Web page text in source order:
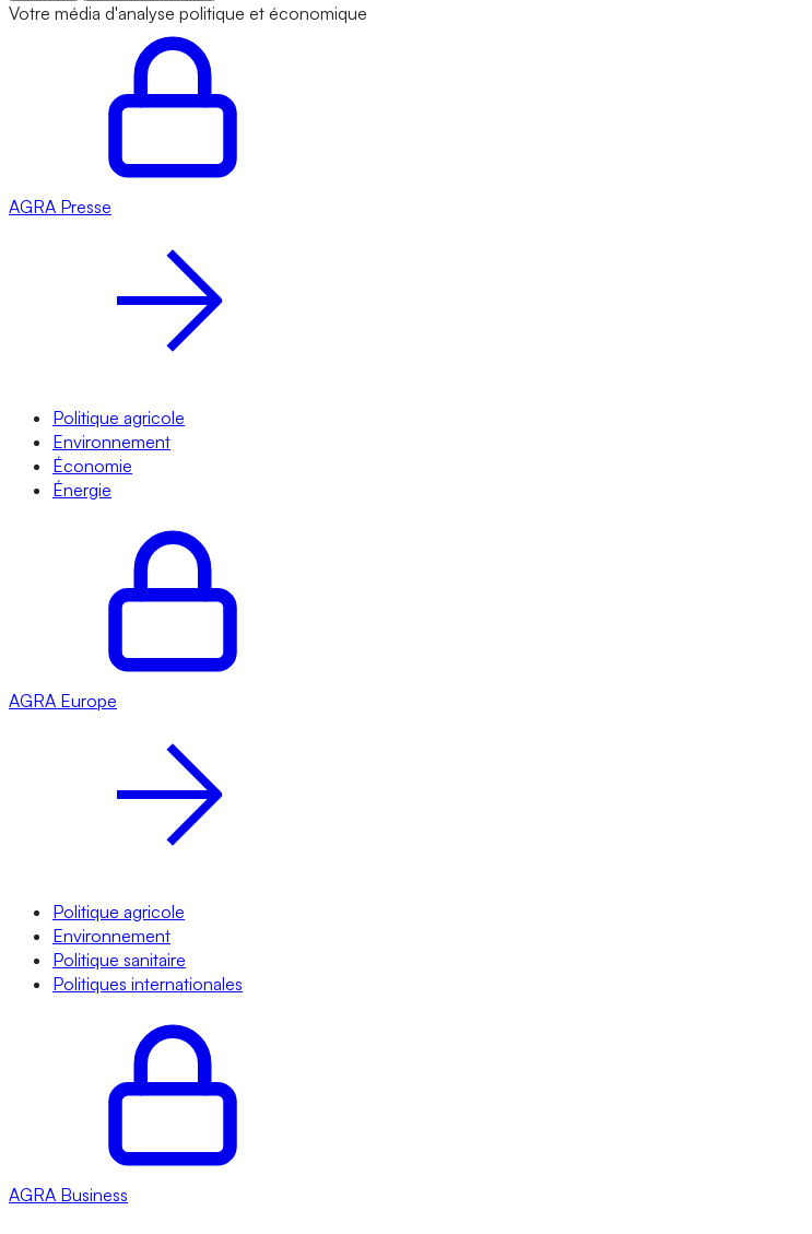
Votre média d'analyse politique et économique
AGRA Presse
Politique agricole
Environnement
Économie
Énergie
AGRA Europe
Politique agricole
Environnement
Politique sanitaire
Politiques internationales
AGRA Business